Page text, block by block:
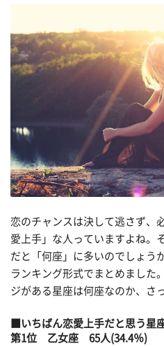
恋のチャンスは決して逃さず、
愛上手」な人っていますよね。
だと「何座」に多いのでしょう
ランキング形式でまとめました
ジがある星座は何座なのか、さ
■いちばん恋愛上手だと思う星
第1位 乙女座 65人(34.4％)